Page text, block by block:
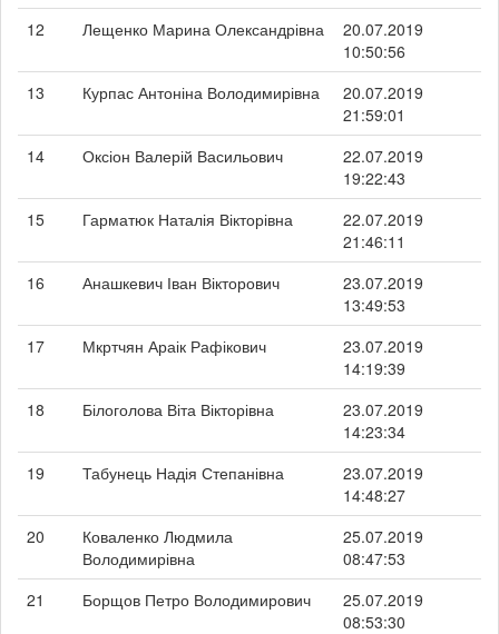
12
Лещенко Марина Олександрівна
20.07.2019
10:50:56
13
Курпас Антоніна Володимирівна
20.07.2019
21:59:01
14
Оксіон Валерій Васильович
22.07.2019
19:22:43
15
Гарматюк Наталія Вікторівна
22.07.2019
21:46:11
16
Анашкевич Іван Вікторович
23.07.2019
13:49:53
17
Мкртчян Араік Рафікович
23.07.2019
14:19:39
18
Білоголова Віта Вікторівна
23.07.2019
14:23:34
19
Табунець Надія Степанівна
23.07.2019
14:48:27
20
Коваленко Людмила
Володимирівна
25.07.2019
08:47:53
21
Борщов Петро Володимирович
25.07.2019
08:53:30